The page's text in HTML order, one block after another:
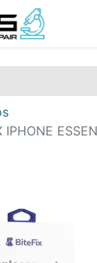
IPHONE